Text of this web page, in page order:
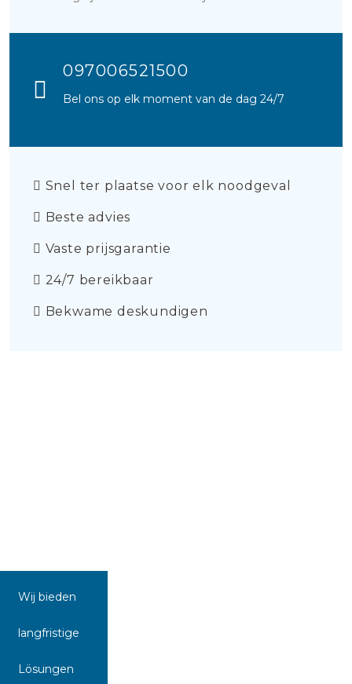
097006521500
Bel ons op elk moment van de dag 24/7
Snel ter plaatse voor elk noodgeval
Beste advies
Vaste prijsgarantie
24/7 bereikbaar
Bekwame deskundigen
Wij bieden
langfristige
Lösungen